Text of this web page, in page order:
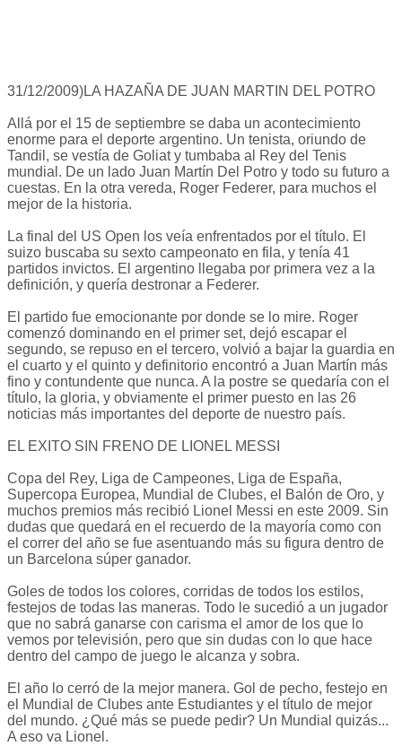
31/12/2009)LA HAZAÑA DE JUAN MARTIN DEL POTRO
Allá por el 15 de septiembre se daba un acontecimiento
enorme para el deporte argentino. Un tenista, oriundo de
Tandil, se vestía de Goliat y tumbaba al Rey del Tenis
mundial. De un lado Juan Martín Del Potro y todo su futuro a
cuestas. En la otra vereda, Roger Federer, para muchos el
mejor de la historia.
La final del US Open los veía enfrentados por el título. El
suizo buscaba su sexto campeonato en fila, y tenía 41
partidos invictos. El argentino llegaba por primera vez a la
definición, y quería destronar a Federer.
El partido fue emocionante por donde se lo mire. Roger
comenzó dominando en el primer set, dejó escapar el
segundo, se repuso en el tercero, volvió a bajar la guardia en
el cuarto y el quinto y definitorio encontró a Juan Martín más
fino y contundente que nunca. A la postre se quedaría con el
título, la gloria, y obviamente el primer puesto en las 26
noticias más importantes del deporte de nuestro país.
EL EXITO SIN FRENO DE LIONEL MESSI
Copa del Rey, Liga de Campeones, Liga de España,
Supercopa Europea, Mundial de Clubes, el Balón de Oro, y
muchos premios más recibió Lionel Messi en este 2009. Sin
dudas que quedará en el recuerdo de la mayoría como con
el correr del año se fue asentuando más su figura dentro de
un Barcelona súper ganador.
Goles de todos los colores, corridas de todos los estilos,
festejos de todas las maneras. Todo le sucedió a un jugador
que no sabrá ganarse con carisma el amor de los que lo
vemos por televisión, pero que sin dudas con lo que hace
dentro del campo de juego le alcanza y sobra.
El año lo cerró de la mejor manera. Gol de pecho, festejo en
el Mundial de Clubes ante Estudiantes y el título de mejor
del mundo. ¿Qué más se puede pedir? Un Mundial quizás...
A eso va Lionel.